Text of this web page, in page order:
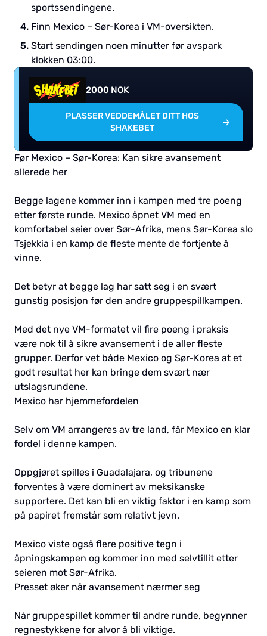
sportssendingene.
Finn Mexico – Sør-Korea i VM-oversikten.
Start sendingen noen minutter før avspark
klokken 03:00.
2000 NOK
PLASSER VEDDEMÅLET DITT HOS
SHAKEBET
Før Mexico – Sør-Korea: Kan sikre avansement
allerede her
Begge lagene kommer inn i kampen med tre poeng
etter første runde. Mexico åpnet VM med en
komfortabel seier over Sør-Afrika, mens Sør-Korea slo
Tsjekkia i en kamp de fleste mente de fortjente å
vinne.
Det betyr at begge lag har satt seg i en svært
gunstig posisjon før den andre gruppespillkampen.
Med det nye VM-formatet vil fire poeng i praksis
være nok til å sikre avansement i de aller fleste
grupper. Derfor vet både Mexico og Sør-Korea at et
godt resultat her kan bringe dem svært nær
utslagsrundene.
Mexico har hjemmefordelen
Selv om VM arrangeres av tre land, får Mexico en klar
fordel i denne kampen.
Oppgjøret spilles i Guadalajara, og tribunene
forventes å være dominert av meksikanske
supportere. Det kan bli en viktig faktor i en kamp som
på papiret fremstår som relativt jevn.
Mexico viste også flere positive tegn i
åpningskampen og kommer inn med selvtillit etter
seieren mot Sør-Afrika.
Presset øker når avansement nærmer seg
Når gruppespillet kommer til andre runde, begynner
regnestykkene for alvor å bli viktige.